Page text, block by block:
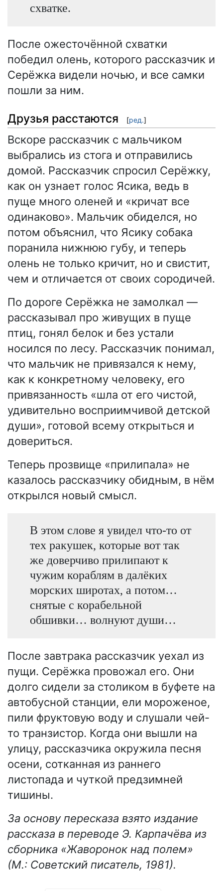
схватке.
После ожесточённой схватки
победил олень, которого рассказчик и
Серёжка видели ночью, и все самки
пошли за ним.
Друзья расстаются [ред.]
Вскоре рассказчик с мальчиком
выбрались из стога и отправились
домой. Рассказчик спросил Серёжку,
как он узнает голос Ясика, ведь в
пуще много оленей и «кричат все
одинаково». Мальчик обиделся, но
потом объяснил, что Ясику собака
поранила нижнюю губу, и теперь
олень не только кричит, но и свистит,
чем и отличается от своих сородичей.
По дороге Серёжка не замолкал —
рассказывал про живущих в пуще
птиц, гонял белок и без устали
носился по лесу. Рассказчик понимал,
что мальчик не привязался к нему,
как к конкретному человеку, его
привязанность «шла от его чистой,
удивительно восприимчивой детской
души», готовой всему открыться и
довериться.
Теперь прозвище «прилипала» не
казалось рассказчику обидным, в нём
открылся новый смысл.
В этом слове я увидел что-то от
тех ракушек, которые вот так
же доверчиво прилипают к
чужим кораблям в далёких
морских широтах, а потом…
снятые с корабельной
обшивки… волнуют души…
После завтрака рассказчик уехал из
пущи. Серёжка провожал его. Они
долго сидели за столиком в буфете на
автобусной станции, ели мороженое,
пили фруктовую воду и слушали чей-
то транзистор. Когда они вышли на
улицу, рассказчика окружила песня
осени, сотканная из раннего
листопада и чуткой предзимней
тишины.
За основу пересказа взято издание
рассказа в переводе Э. Карпачёва из
сборника «Жаворонок над полем»
(М.: Советский писатель, 1981).